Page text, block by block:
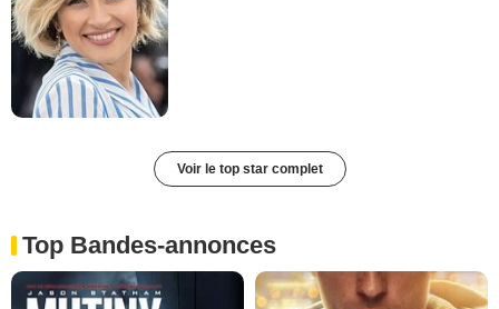
Voir le top star complet
Top Bandes-annonces